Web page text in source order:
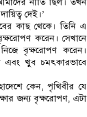
দেই।’
কাছ থেকে। তিনি এ
করেন। সেখানে
বৃক্ষরোপণ করেন।
এবং খুব চমৎকারভাবে
কেন, পৃথিবীর যে
জন্য বৃক্ষরোপণ, এটা